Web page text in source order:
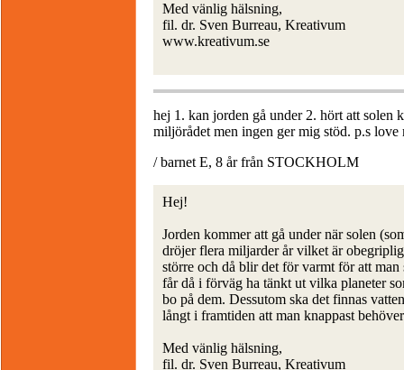
Med vänlig hälsning,
fil. dr. Sven Burreau, Kreativum
www.kreativum.se
hej 1. kan jorden gå under 2. hört att solen
miljörådet men ingen ger mig stöd. p.s love
/ barnet E, 8 år från STOCKHOLM
Hej!
Jorden kommer att gå under när solen
dröjer flera miljarder år vilket är
större och då blir det för varmt för att
får då i förväg ha tänkt ut vilka planeter
bo på dem. Dessutom ska det finnas
långt i framtiden att man knappast
Med vänlig hälsning,
fil. dr. Sven Burreau, Kreativum